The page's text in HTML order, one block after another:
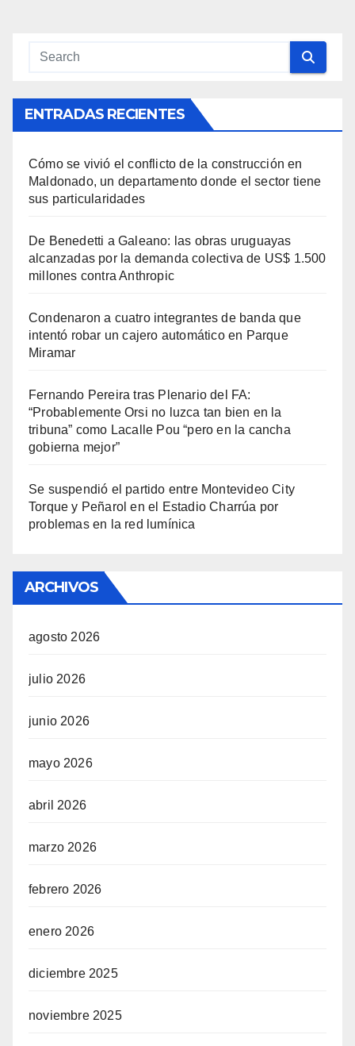
ENTRADAS RECIENTES
Cómo se vivió el conflicto de la construcción en
Maldonado, un departamento donde el sector tiene
sus particularidades
De Benedetti a Galeano: las obras uruguayas
alcanzadas por la demanda colectiva de US$ 1.500
millones contra Anthropic
Condenaron a cuatro integrantes de banda que
intentó robar un cajero automático en Parque
Miramar
Fernando Pereira tras Plenario del FA:
“Probablemente Orsi no luzca tan bien en la
tribuna” como Lacalle Pou “pero en la cancha
gobierna mejor”
Se suspendió el partido entre Montevideo City
Torque y Peñarol en el Estadio Charrúa por
problemas en la red lumínica
ARCHIVOS
agosto 2026
julio 2026
junio 2026
mayo 2026
abril 2026
marzo 2026
febrero 2026
enero 2026
diciembre 2025
noviembre 2025